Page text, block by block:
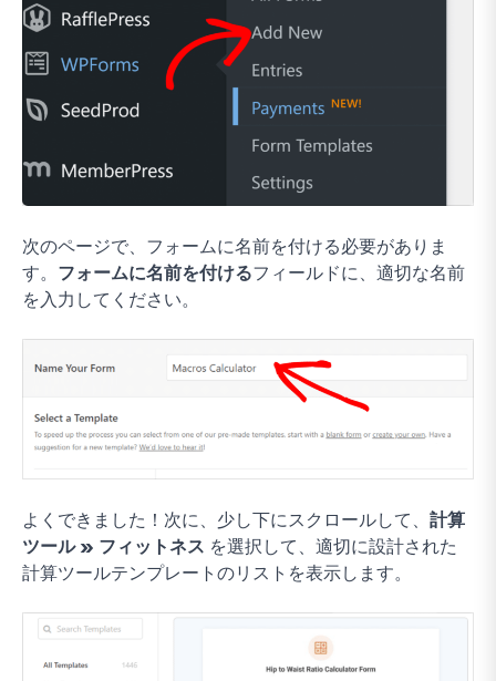
次のページで、フォームに名前を付ける必要がありま
す。 フォームに名前を付けるフィールドに、適切な名前
を入力してください。
よくできました！次に、少し下にスクロールして、 計算
ツール » フィットネス を選択して、適切に設計された
計算ツールテンプレートのリストを表示します。